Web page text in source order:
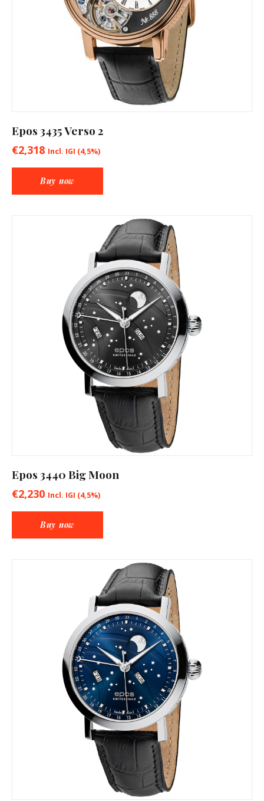
Epos 3435 Verso 2
€2,318 Incl. IGI (4,5%)
Buy now
Epos 3440 Big Moon
€2,230 Incl. IGI (4,5%)
Buy now